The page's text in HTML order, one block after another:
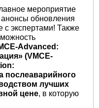
мероприятие
обновления
с экспертами! Также
Advanced:
(VMCE-
послеаварийного
лучших
цене, в которую